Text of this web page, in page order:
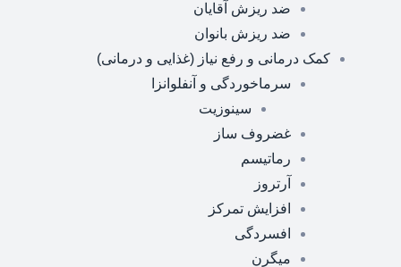
ضد ریزش آقایان
ضد ریزش بانوان
کمک درمانی و رفع نیاز (غذایی و درمانی)
سرماخوردگی و آنفلوانزا
سینوزیت
غضروف ساز
رماتیسم
آرتروز
افزایش تمرکز
افسردگی
میگرن